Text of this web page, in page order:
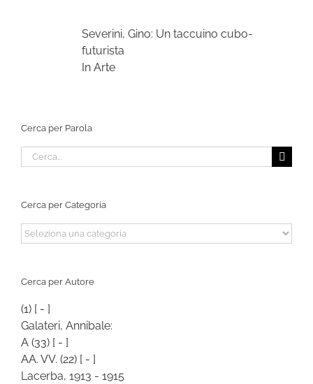
Severini, Gino: Un taccuino cubo-
futurista
In Arte
Cerca per Parola
Cerca
per:
Cerca per Categoria
Cerca
per
Cerca per Autore
(1) [ - ]
Galateri, Annibale:
A (33) [ - ]
AA. VV. (22) [ - ]
Lacerba, 1913 - 1915